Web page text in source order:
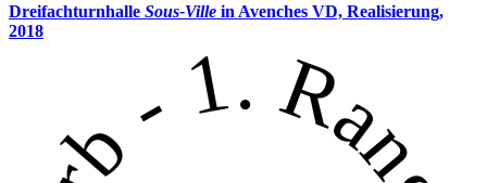
Dreifachturnhalle Sous-Ville in Avenches VD, Realisierung,
2018